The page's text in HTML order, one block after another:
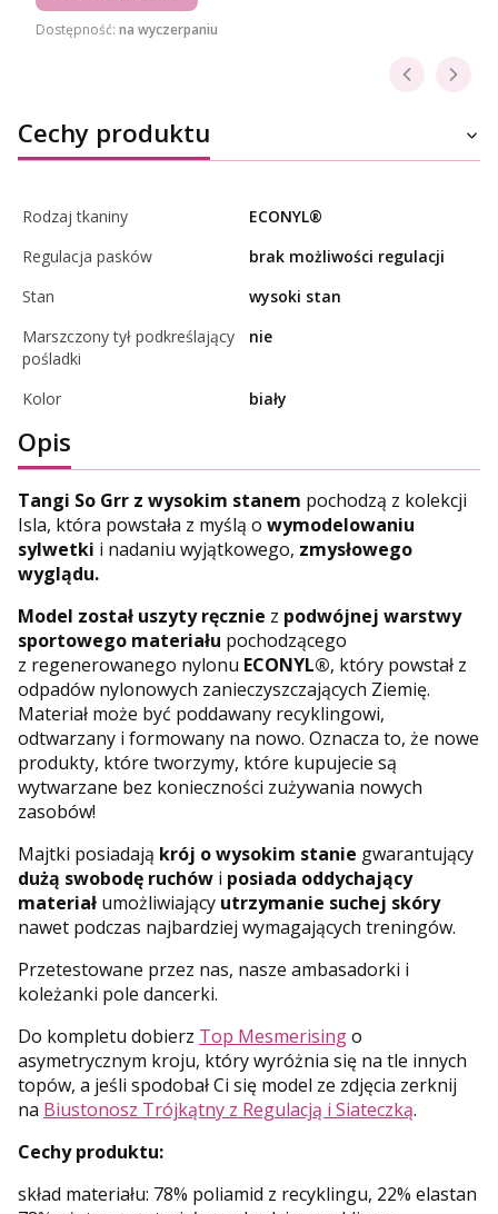
Dostępność: na wyczerpaniu
Cechy produktu
Rodzaj tkaniny
ECONYL®
Regulacja pasków
brak możliwości regulacji
Stan
wysoki stan
Marszczony tył podkreślający
pośladki
nie
Kolor biały
Opis
Tangi So Grr z wysokim stanem pochodzą z kolekcji
Isla, która powstała z myślą o wymodelowaniu
sylwetki i nadaniu wyjątkowego, zmysłowego
wyglądu.
Model został uszyty ręcznie z podwójnej warstwy
sportowego materiału pochodzącego
z regenerowanego nylonu ECONYL®, który powstał z
odpadów nylonowych zanieczyszczających Ziemię.
Materiał może być poddawany recyklingowi,
odtwarzany i formowany na nowo. Oznacza to, że nowe
produkty, które tworzymy, które kupujecie są
wytwarzane bez konieczności zużywania nowych
zasobów!
Majtki posiadają krój o wysokim stanie gwarantujący
dużą swobodę ruchów i posiada oddychający
materiał umożliwiający utrzymanie suchej skóry
nawet podczas najbardziej wymagających treningów.
Przetestowane przez nas, nasze ambasadorki i
koleżanki pole dancerki.
Do kompletu dobierz Top Mesmerisingo
asymetrycznym kroju, który wyróżnia się na tle innych
topów, a jeśli spodobał Ci się model ze zdjęcia zerknij
na Biustonosz Trójkątny z Regulacją i Siateczką.
Cechy produktu:
skład materiału: 78% poliamid z recyklingu, 22% elastan